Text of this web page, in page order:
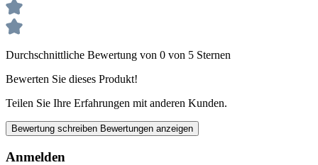
Durchschnittliche Bewertung von 0 von 5 Sternen
Bewerten Sie dieses Produkt!
Teilen Sie Ihre Erfahrungen mit anderen Kunden.
Bewertung schreiben Bewertungen anzeigen
Anmelden